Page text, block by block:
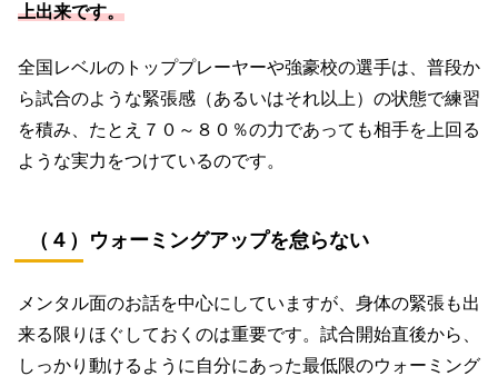
上出来です。
全国レベルのトッププレーヤーや強豪校の選手は、普段か
ら試合のような緊張感（あるいはそれ以上）の状態で練習
を積み、たとえ７０～８０％の力であっても相手を上回る
ような実力をつけているのです。
（４）ウォーミングアップを怠らない
メンタル面のお話を中心にしていますが、身体の緊張も出
来る限りほぐしておくのは重要です。試合開始直後から、
しっかり動けるように自分にあった最低限のウォーミング